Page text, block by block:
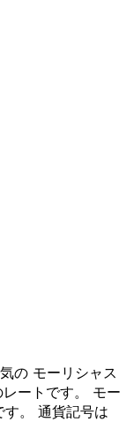
の モーリシャス
ートです。 モー
。 通貨記号は